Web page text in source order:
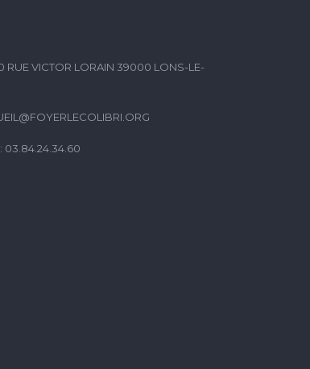
RUE VICTOR LORAIN 39000 LONS-LE-
03.84.24.34.60